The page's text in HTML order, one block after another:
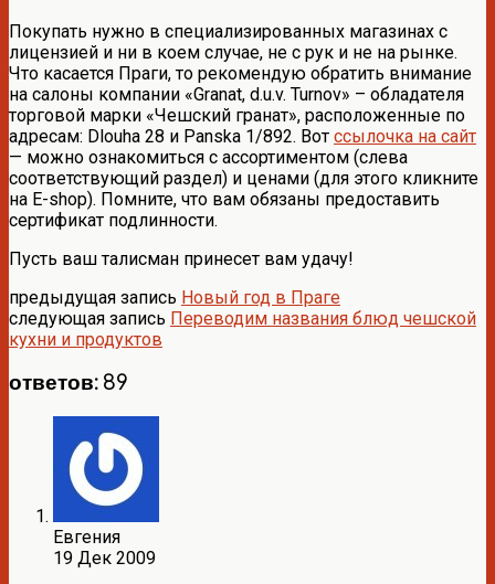
Покупать нужно в специализированных магазинах с
лицензией и ни в коем случае, не с рук и не на рынке.
Что касается Праги, то рекомендую обратить внимание
на салоны компании «Granat, d.u.v. Turnov» – обладателя
торговой марки «Чешский гранат», расположенные по
адресам: Dlouha 28 и Panska 1/892. Вот ссылочка на сайт
— можно ознакомиться с ассортиментом (слева
соответствующий раздел) и ценами (для этого кликните
на E-shop). Помните, что вам обязаны предоставить
сертификат подлинности.
Пусть ваш талисман принесет вам удачу!
предыдущая запись Новый год в Праге
следующая запись Переводим названия блюд чешской
кухни и продуктов
ответов: 89
Евгения
19 Дек 2009